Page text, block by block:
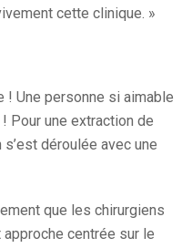
cette clinique. »
! Une personne si aimable
Pour une extraction de
déroulée avec une
que les chirurgiens
centrée sur le